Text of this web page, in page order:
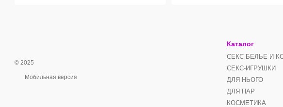
© 2025
Мобильная версия
Каталог
СЕКС БЕЛЬЕ И
СЕКС-ИГРУШКИ
ДЛЯ НЬОГО
ДЛЯ ПАР
КОСМЕТИКА